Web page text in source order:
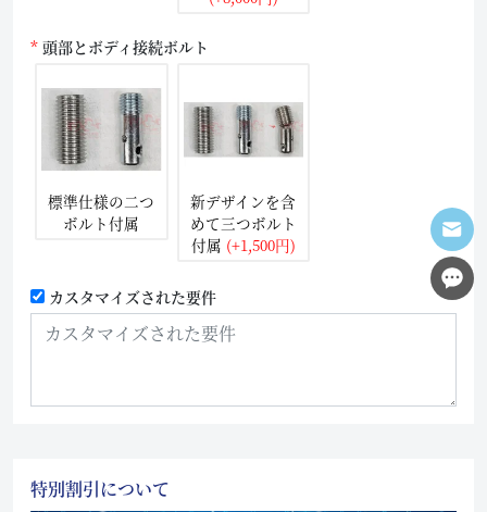
頭部とボディ接続ボルト
標準仕様の二つ
ボルト付属
新デザインを含
めて三つボルト
付属 (+1,500円)
カスタマイズされた要件
特別割引について